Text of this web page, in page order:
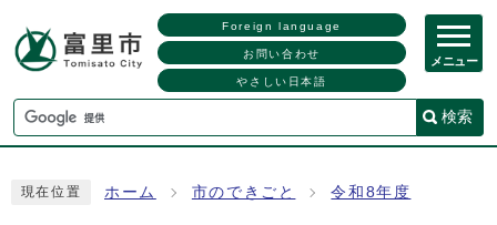
Foreign language
お問い合わせ
やさしい日本語
検索
メニュー
現在位置 ホーム 市のできごと 令和8年度